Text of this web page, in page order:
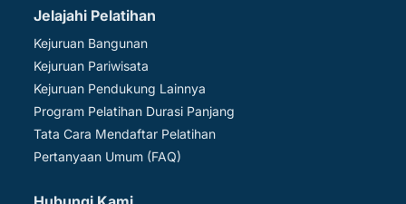
Jelajahi Pelatihan
Kejuruan Bangunan
Kejuruan Pariwisata
Kejuruan Pendukung Lainnya
Program Pelatihan Durasi Panjang
Tata Cara Mendaftar Pelatihan
Pertanyaan Umum (FAQ)